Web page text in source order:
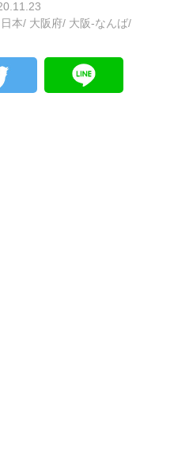
本/ 大阪府/ 大阪-なんば/